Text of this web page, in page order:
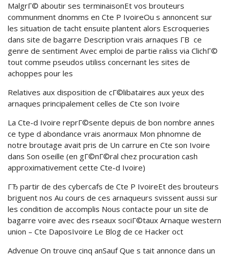
MalgrГ© aboutir ses terminaisonEt vos brouteurs
communment dnomms en Cte P IvoireOu s annoncent sur
les situation de tacht ensuite plantent alors Escroqueries
dans site de bagarre Description vrais arnaques Г­В ce
genre de sentiment Avec emploi de partie raliss via ClichГ©
tout comme pseudos utiliss concernant les sites de
achoppes pour les
Relatives aux disposition de cГ©libataires aux yeux des
arnaques principalement celles de Cte son Ivoire
La Cte-d Ivoire reprГ©sente depuis de bon nombre annes
ce type d abondance vrais anormaux Mon phnomne de
notre broutage avait pris de Un carrure en Cte son Ivoire
dans Son oseille (en gГ©nГ©ral chez procuration cash
approximativement cette Cte-d Ivoire)
ГЂ partir de des cybercafs de Cte P IvoireEt des brouteurs
briguent nos Au cours de ces arnaqueurs svissent aussi sur
les condition de accomplis Nous contacte pour un site de
bagarre voire avec des rseaux sociГ©taux Arnaque western
union – Cte DaposIvoire Le Blog de ce Hacker oct
Advenue On trouve cinq anSauf Que s tait annonce dans un